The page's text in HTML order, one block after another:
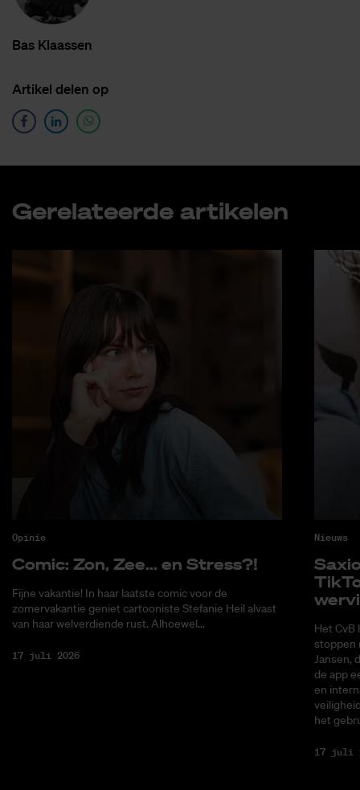
Bas Klaas­sen
Ar­ti­kel de­len op
Ge­re­la­teer­de ar­ti­ke­len
Opinie
Co­mic: Zon, Zee... en Stress?!
Fijne vakantie! In haar laatste comic voor de
zomervakantie geniet cartooniste Stefanie Heil alvast
van haar welverdiende rust. Alhoewel...
17 juli 2026
Nieuws
Het CvB
stoppen
Jansen,
de app
en
het
17 juli